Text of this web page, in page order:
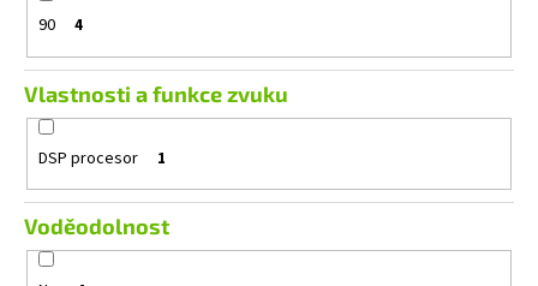
90 4
Vlastnosti a funkce zvuku
DSP procesor 1
Voděodolnost